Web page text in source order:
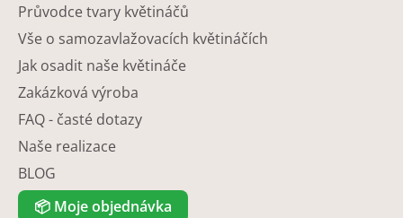
Průvodce tvary květináčů
Vše o samozavlažovacích květináčích
Jak osadit naše květináče
Zakázková výroba
FAQ - časté dotazy
Naše realizace
BLOG
📦 Moje objednávka